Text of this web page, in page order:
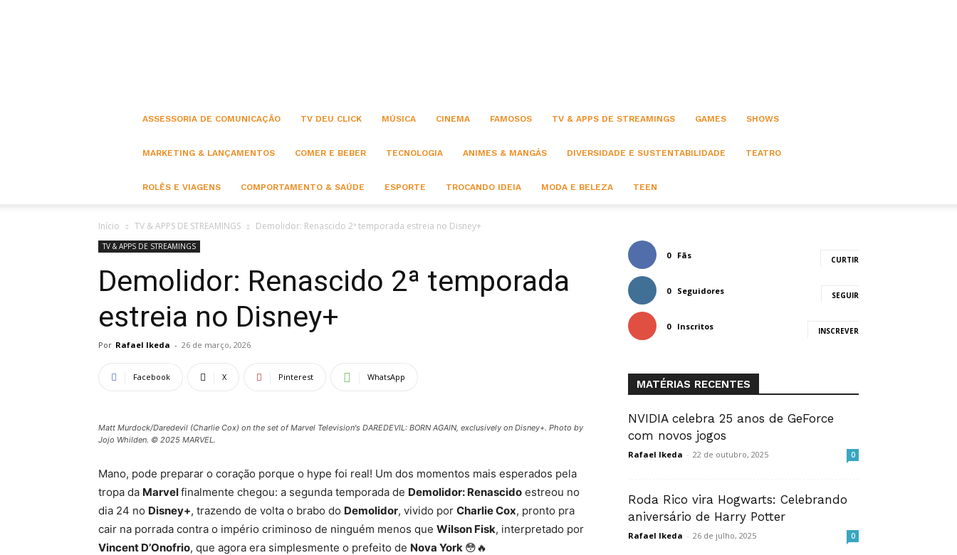
ASSESSORIA DE COMUNICAÇÃO TV DEU CLICK MÚSICA CINEMA FAMOSOS TV & APPS DE STREAMINGS GAMES SHOWS
MARKETING & LANÇAMENTOS COMER E BEBER TECNOLOGIA ANIMES & MANGÁS DIVERSIDADE E SUSTENTABILIDADE TEATRO
ROLÊS E VIAGENS COMPORTAMENTO & SAÚDE ESPORTE TROCANDO IDEIA MODA E BELEZA TEEN
Início TV & APPS DE STREAMINGS Demolidor: Renascido 2ª temporada estreia no Disney+
TV & APPS DE STREAMINGS
Demolidor: Renascido 2ª temporada
estreia no Disney+
Por Rafael Ikeda - 26 de março, 2026
Facebook X Pinterest WhatsApp
Matt Murdock/Daredevil (Charlie Cox) on the set of Marvel Television's DAREDEVIL: BORN AGAIN, exclusively on Disney+. Photo by
Jojo Whilden. © 2025 MARVEL.
Mano, pode preparar o coração porque o hype foi real! Um dos momentos mais esperados pela
tropa da Marvelfinalmente chegou: a segunda temporada de Demolidor: Renascido estreou no
dia 24 no Disney+, trazendo de volta o brabo do Demolidor, vivido por Charlie Cox, pronto pra
cair na porrada contra o império criminoso de ninguém menos que Wilson Fisk, interpretado por
Vincent D’Onofrio, que agora era simplesmente o prefeito de Nova York 😳🔥
0 Fãs CURTIR
0 Seguidores SEGUIR
0 Inscritos INSCREVER
MATÉRIAS RECENTES
NVIDIA celebra 25 anos de GeForce
com novos jogos
Rafael Ikeda - 22 de outubro, 2025 0
Roda Rico vira Hogwarts: Celebrando
aniversário de Harry Potter
Rafael Ikeda - 26 de julho, 2025 0